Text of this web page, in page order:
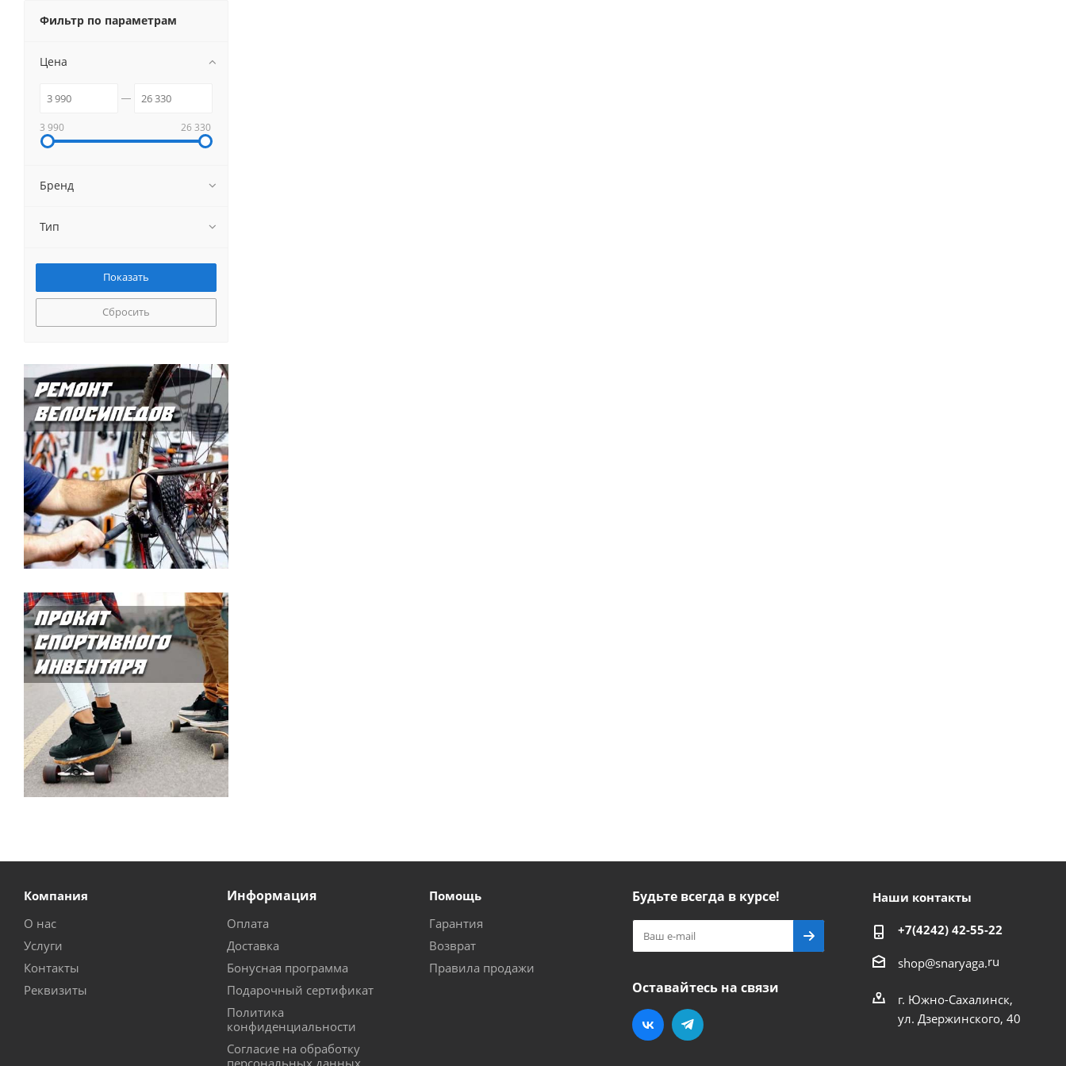
Фильтр по параметрам
Цена
3 990 26 330
Бренд
Тип
Сбросить
Компания
О нас
Услуги
Контакты
Реквизиты
Информация
Оплата
Доставка
Бонусная программа
Подарочный сертификат
Политика
конфиденциальности
Согласие на обработку
персональных данных
Помощь
Гарантия
Возврат
Правила продажи
Будьте всегда в курсе!
Оставайтесь на связи
Наши контакты
+7(4242) 42-55-22
shop@snaryaga.ru
г. Южно-Сахалинск,
ул. Дзержинского, 40